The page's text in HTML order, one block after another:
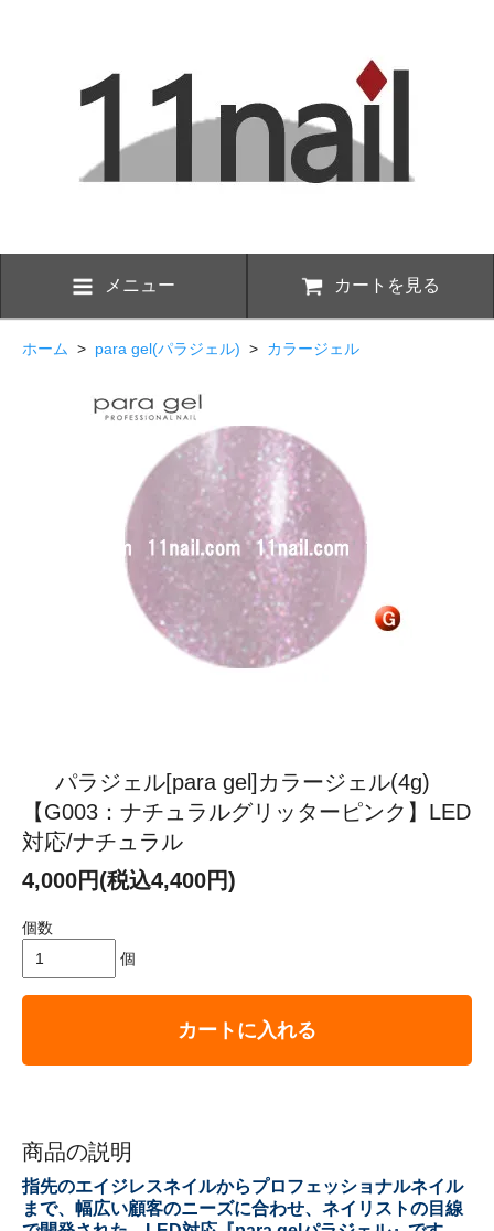
メニュー カートを見る
ホーム > para gel(パラジェル) > カラージェル
パラジェル[para gel]カラージェル(4g)
【G003：ナチュラルグリッターピンク】LED
対応/ナチュラル
4,000円(税込4,400円)
個数
個
カートに入れる
商品の説明
指先のエイジレスネイルからプロフェッショナルネイル
まで、幅広い顧客のニーズに合わせ、ネイリストの目線